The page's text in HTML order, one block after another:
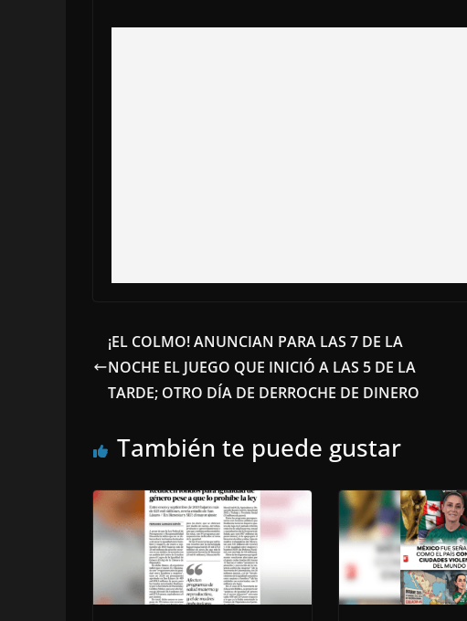
¡EL COLMO! ANUNCIAN PARA LAS 7 DE LA
NOCHE EL JUEGO QUE INICIÓ A LAS 5 DE LA
TARDE; OTRO DÍA DE DERROCHE DE DINERO
También te puede gustar